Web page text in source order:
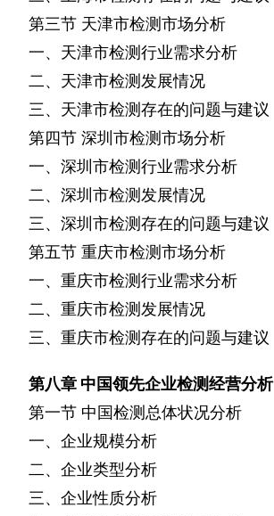
第三节 天津市检测市场分析
一、天津市检测行业需求分析
二、天津市检测发展情况
三、天津市检测存在的问题与建议
第四节 深圳市检测市场分析
一、深圳市检测行业需求分析
二、深圳市检测发展情况
三、深圳市检测存在的问题与建议
第五节 重庆市检测市场分析
一、重庆市检测行业需求分析
二、重庆市检测发展情况
三、重庆市检测存在的问题与建议
第八章 中国领先企业检测经营分析
第一节 中国检测总体状况分析
一、企业规模分析
二、企业类型分析
三、企业性质分析